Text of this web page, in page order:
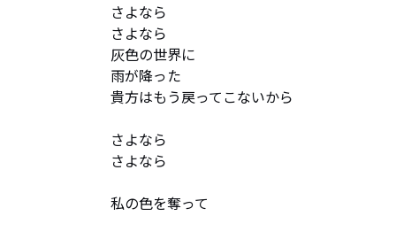
さよなら
さよなら
灰色の世界に
雨が降った
貴方はもう戻ってこないから
さよなら
さよなら
私の色を奪って